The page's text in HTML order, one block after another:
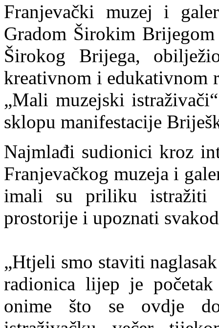
Franjevački muzej i
Gradom Širokim
Širokog Brijega,
kreativnom i edukativnom
„Mali muzejski
sklopu manifestacije
Najmlađi sudionici kroz
Franjevačkog muzeja i
imali su priliku istražiti
prostorije i upoznati
„Htjeli smo staviti
radionica lijep je
onime što se ovdje